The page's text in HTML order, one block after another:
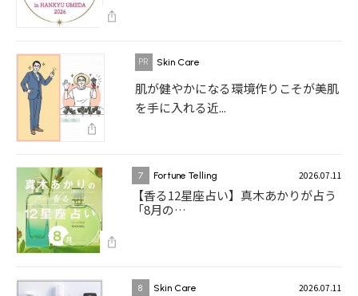
Skin Care
肌が健やかになる環境作りこそが美肌
を手に入れる近...
7 Fortune Telling 2026.07.11
【香る12星座占い】真木あかりが占う
「8月の…
8 Skin Care 2026.07.11